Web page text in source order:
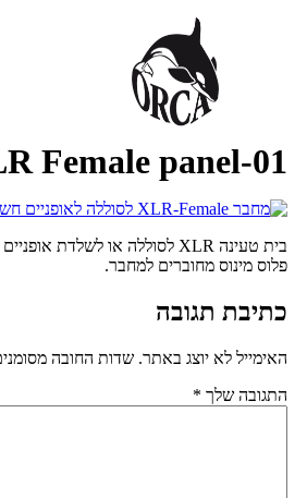
XLR Female panel-
מינוס מחוברים למחבר.
תגובה
לא יוצג באתר. שדות החובה מסומנים*
שלך*